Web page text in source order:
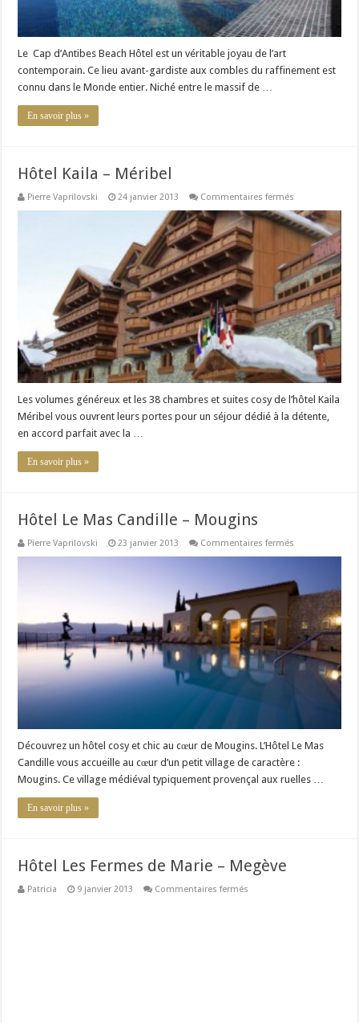
Le Cap d’Antibes Beach Hôtel est un véritable joyau de l’art
contemporain. Ce lieu avant-gardiste aux combles du raffinement est
connu dans le Monde entier. Niché entre le massif de …
En savoir plus »
Hôtel Kaila – Méribel
Pierre Vaprilovski 24 janvier 2013 Commentaires fermés
Kaila
–
Méribel
Les volumes généreux et les 38 chambres et suites cosy de l’hôtel Kaila
Méribel vous ouvrent leurs portes pour un séjour dédié à la détente,
en accord parfait avec la …
En savoir plus »
Hôtel Le Mas Candille – Mougins
Pierre Vaprilovski 23 janvier 2013 Commentaires fermés
Candille
–
Mougins
Découvrez un hôtel cosy et chic au cœur de Mougins. L’Hôtel Le Mas
Candille vous accueille au cœur d’un petit village de caractère :
Mougins. Ce village médiéval typiquement provençal aux ruelles …
En savoir plus »
Hôtel Les Fermes de Marie – Megève
Patricia 9 janvier 2013 Commentaires fermés